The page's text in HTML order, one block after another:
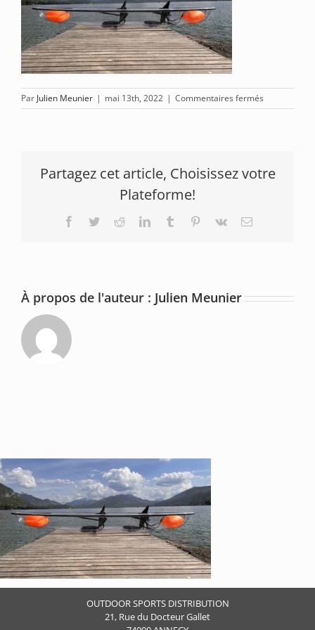
Par Julien Meunier | mai 13th, 2022 | Commentaires fermés
Kayak-
Partagez cet article, Choisissez votre
Plateforme!
Facebook
TwitterRedditLinkedInTumblr Pinterest
Vk Email
À propos de l'auteur : Julien Meunier
OUTDOOR SPORTS DISTRIBUTION
21, Rue du Docteur Gallet